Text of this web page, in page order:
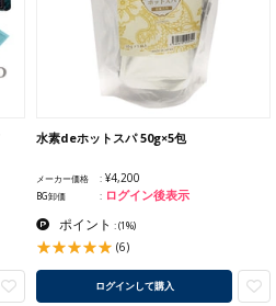
水素deホットスパ 50g×5包
メーカー価格 ¥4,200
BG卸価 ログイン後表示
ポイント :(1%)
(6)
ログインして購入